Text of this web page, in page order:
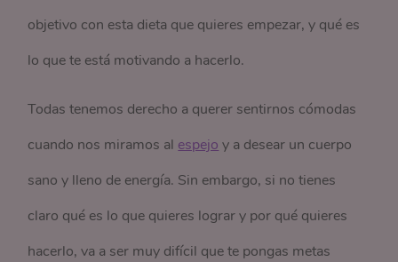
objetivo con esta dieta que quieres empezar, y qué es
lo que te está motivando a hacerlo.
Todas tenemos derecho a querer sentirnos cómodas
cuando nos miramos al espejo y a desear un cuerpo
sano y lleno de energía. Sin embargo, si no tienes
claro qué es lo que quieres lograr y por qué quieres
hacerlo, va a ser muy difícil que te pongas metas